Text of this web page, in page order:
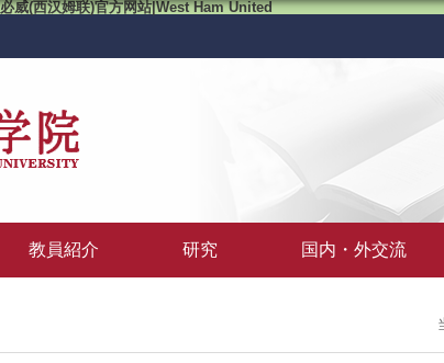
威(西汉姆联)官方网站|West Ham United
教員紹介 研究 国内・外交流